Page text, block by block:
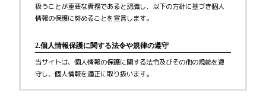
扱うことが重要な責務であると認識し、以下の方針に基づき個人
情報の保護に努めることを宣言します。
2.個人情報保護に関する法令や規律の遵守
当サイトは、個人情報の保護に関する法令及びその他の規範を遵
守し、個人情報を適正に取り扱います。